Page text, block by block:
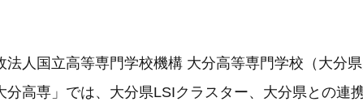
法人国立高等専門学校機構 大分高等専門学校（大分県
分高専」では、大分県LSIクラスター、大分県との連